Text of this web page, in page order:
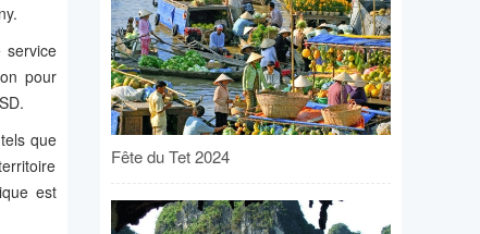
service
pour
que
est
Fête du Tet 2024